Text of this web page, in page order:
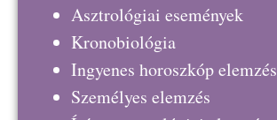
Asztrológiai események
Kronobiológia
Ingyenes horoszkóp elemzés
Személyes elemzés